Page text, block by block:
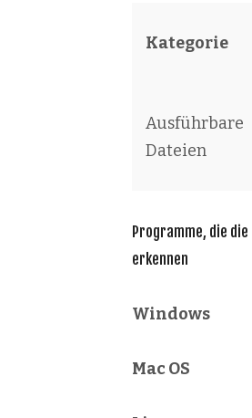
Kategorie
Ausführbare
Dateien
Programme, die
erkennen
Windows
Mac OS